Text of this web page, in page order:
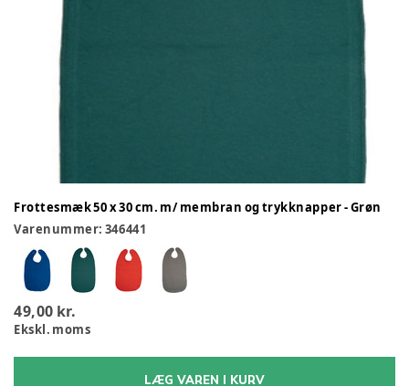
Frottesmæk 50 x 30 cm. m/ membran og trykknapper - Grøn
Varenummer: 346441
49,00 kr.
Ekskl. moms
LÆG VAREN I KURV